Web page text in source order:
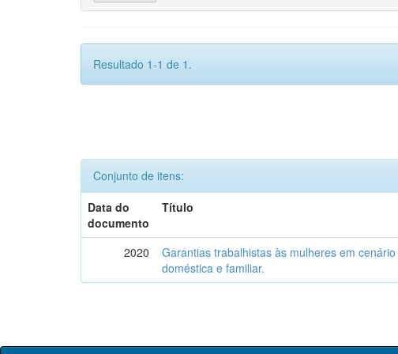
Resultado 1-1 de 1.
Conjunto de itens:
Data do
documento
Título
2020
Garantias trabalhistas às mulheres em
doméstica e familiar.